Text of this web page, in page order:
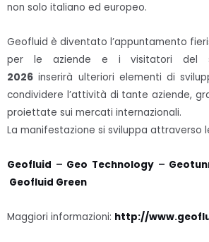
non solo italiano ed europeo.
Geofluid è diventato l’appuntamento
per le aziende e i visitatori del
2026 inserirà ulteriori elementi di
condividere l’attività di tante aziende,
proiettate sui mercati internazionali.
La manifestazione si sviluppa attraverso
Geofluid – Geo Technology –
Geofluid Green
Maggiori informazioni: http://